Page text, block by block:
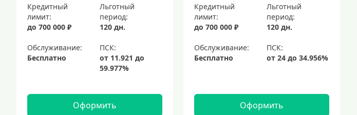
Кредитный
лимит:
до 700 000 ₽
Льготный
период:
120 дн.
Обслуживание:
Бесплатно
Оформить
Кредитный
лимит:
до 700 000 ₽
Льготный
период:
120 дн.
Обслуживание:
Бесплатно
Оформить